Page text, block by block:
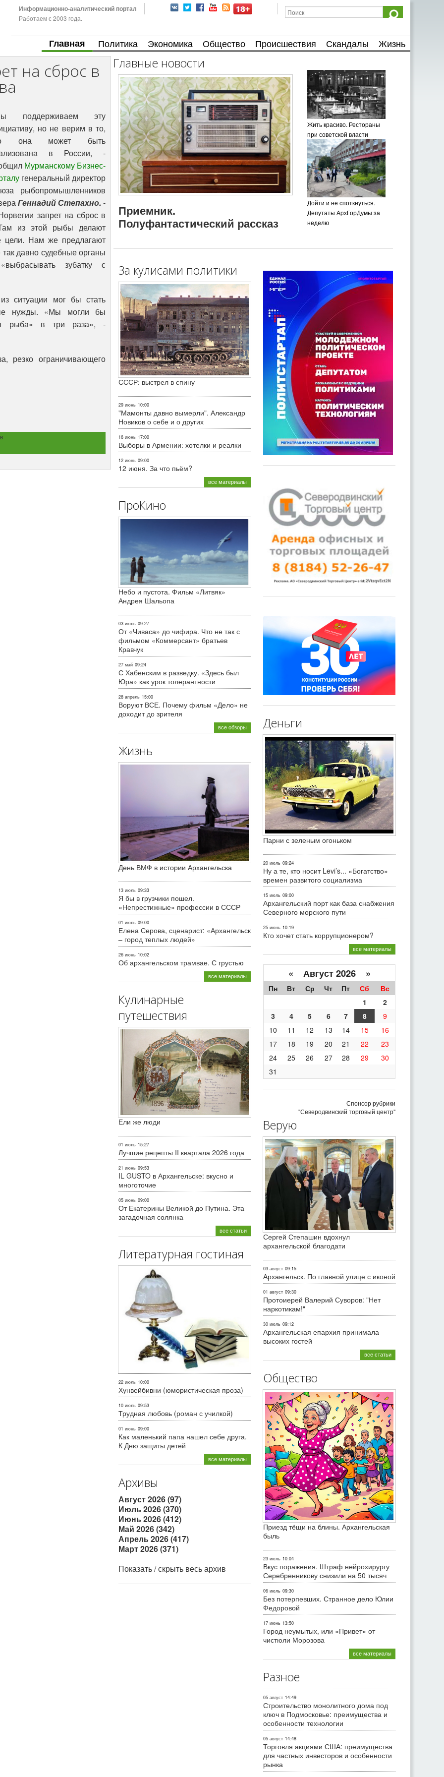
Информационно-аналитический портал
Работаем с 2003 года.
Главная Политика Экономика Общество Происшествия Скандалы Жизнь
на сброс в
поддерживаем эту
но не верим в то,
она может быть
в России, -
Мурманскому Бизнес-
генеральный директор
рыбопромышленников
Геннадий Степахно. -
запрет на сброс в
из этой рыбы делают
цели. Нам же предлагают
давно судебные органы
зубатку с
ситуации мог бы стать
нужды. «Мы могли бы
рыба» в три раза», -
резко ограничивающего
Главные новости
Приемник.
Полуфантастический рассказ
Жить красиво. Рестораны
при советской власти
Дойти и не споткнуться.
Депутаты АрхГорДумы за
неделю
За кулисами политики
СССР: выстрел в спину
29 июнь 10:00
"Мамонты давно вымерли". Александр
Новиков о себе и о других
16 июнь 17:00
Выборы в Армении: хотелки и реалки
12 июнь 09:00
12 июня. За что пьём?
все материалы
ПроКино
Небо и пустота. Фильм «Литвяк»
Андрея Шальопа
03 июль 09:27
От «Чиваса» до чифира. Что не так с
фильмом «Коммерсант» братьев
Кравчук
27 май 09:24
С Хабенским в разведку. «Здесь был
Юра» как урок толерантности
28 апрель 15:00
Воруют ВСЕ. Почему фильм «Дело» не
доходит до зрителя
все обзоры
Жизнь
День ВМФ в истории Архангельска
13 июль 09:33
Я бы в грузчики пошел.
«Непрестижные» профессии в СССР
01 июль 09:00
Елена Серова, сценарист: «Архангельск
– город теплых людей»
26 июнь 10:02
Об архангельском трамвае. С грустью
все материалы
Кулинарные
путешествия
Ели же люди
01 июль 15:27
Лучшие рецепты II квартала 2026 года
21 июнь 09:53
IL GUSTO в Архангельске: вкусно и
многоточие
05 июнь 09:00
От Екатерины Великой до Путина. Эта
загадочная солянка
все статьи
Литературная гостиная
22 июль 10:00
Хунвейбивни (юмористическая проза)
10 июль 09:53
Трудная любовь (роман с училкой)
01 июнь 09:00
Как маленький папа нашел себе друга.
К Дню защиты детей
все материалы
Архивы
Август 2026 (97)
Июль 2026 (370)
Июнь 2026 (412)
Май 2026 (342)
Апрель 2026 (417)
Март 2026 (371)
Показать / скрыть весь архив
Деньги
Парни с зеленым огоньком
20 июль 09:24
Ну а те, кто носит Levi’s... «Богатство»
времен развитого социализма
15 июль 09:00
Архангельский порт как база снабжения
Северного морского пути
25 июнь 10:19
Кто хочет стать коррупционером?
все материалы
« Август 2026 »
Пн Вт Ср Чт Пт Сб
Вс
1
2
3
4 5 6 7 8
9
10
11 12 13 14 15
16
17
18 19 20 21 22
23
24
25 26 27 28 29
30
31
Спонсор рубрики
"Северодвинский торговый центр"
Верую
Сергей Степашин вдохнул
архангельской благодати
03 август 09:15
Архангельск. По главной улице с иконой
01 август 09:30
Протоиерей Валерий Суворов: "Нет
наркотикам!"
30 июль 09:12
Архангельская епархия принимала
высоких гостей
все статьи
Общество
Приезд тёщи на блины. Архангельская
быль
23 июль 10:04
Вкус поражения. Штраф нейрохирургу
Серебренникову снизили на 50 тысяч
06 июль 09:30
Без потерпевших. Странное дело Юлии
Федоровой
17 июнь 13:50
Город неумытых, или «Привет» от
чистюли Морозова
все материалы
Разное
05 август 14:49
Строительство монолитного дома под
ключ в Подмосковье: преимущества и
особенности технологии
05 август 14:48
Торговля акциями США: преимущества
для частных инвесторов и особенности
рынка